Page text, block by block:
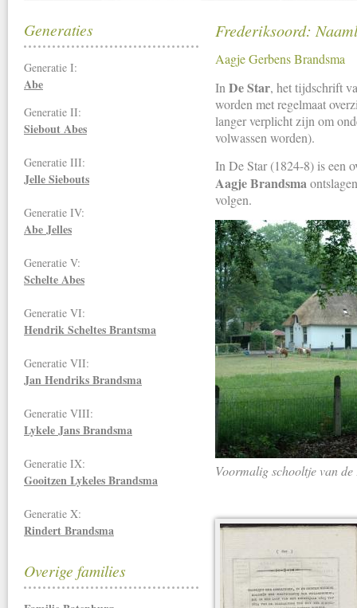
Frederiksoord:
Aagje Gerbens Brandsma
InDe Star, het tijdschrift
worden met regelmaat
langer verplicht zijn om
volwassen worden).
In De Star (1824-8) is een
Aagje Brandsma
volgen.
Voormalig schooltje van
Generaties
Generatie I:
Abe
Generatie II:
Siebout Abes
Generatie III:
Jelle Siebouts
Generatie IV:
Abe Jelles
Generatie V:
Schelte Abes
Generatie VI:
Hendrik Scheltes Brantsma
Generatie VII:
Jan HendriksBrandsma
Generatie VIII:
Lykele Jans Brandsma
Generatie IX:
Gooitzen Lykeles Brandsma
Generatie X:
Rindert Brandsma
Overige families